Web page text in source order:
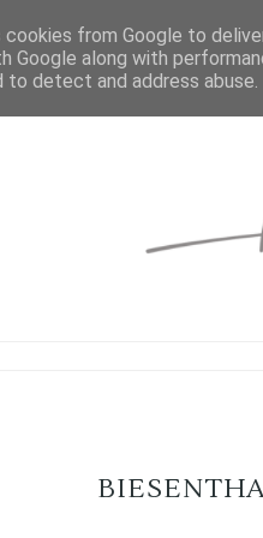
cookies from Google to
Google along with
to detect and address abuse.